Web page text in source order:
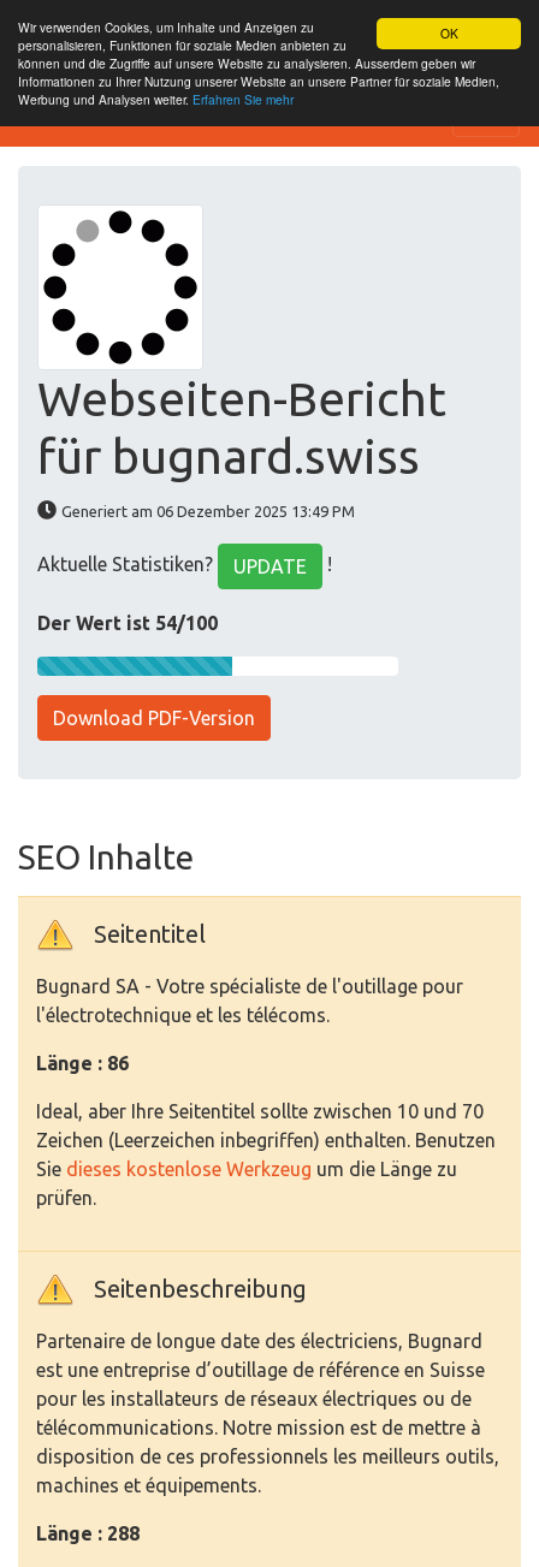
OK
Wir verwenden Cookies, um Inhalte und Anzeigen zu
personalisieren, Funktionen für soziale Medien anbieten zu
können und die Zugriffe auf unsere Website zu analysieren. Ausserdem geben wir
Informationen zu Ihrer Nutzung unserer Website an unsere Partner für soziale Medien,
Werbung und Analysen weiter. Erfahren Sie mehr
Website-SEO-Überprüfung
Webseiten-Bericht
für bugnard.swiss
Generiert am 06 Dezember 2025 13:49 PM
Aktuelle Statistiken? UPDATE !
Der Wert ist 54/100
Download PDF-Version
SEO Inhalte
Seitentitel
Bugnard SA - Votre spécialiste de l'outillage pour
l'électrotechnique et les télécoms.
Länge : 86
Ideal, aber Ihre Seitentitel sollte zwischen 10 und 70
Zeichen (Leerzeichen inbegriffen) enthalten. Benutzen
Sie dieses kostenlose Werkzeug um die Länge zu
prüfen.
Seitenbeschreibung
Partenaire de longue date des électriciens, Bugnard
est une entreprise d’outillage de référence en Suisse
pour les installateurs de réseaux électriques ou de
télécommunications. Notre mission est de mettre à
disposition de ces professionnels les meilleurs outils,
machines et équipements.
Länge : 288